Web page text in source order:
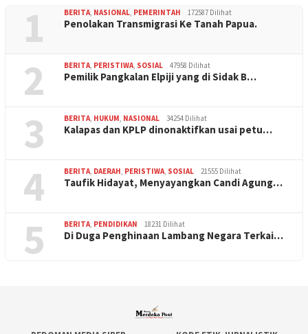
1 BERITA NASIONAL PEMERINTAH 172587 Dilihat
Penolakan Transmigrasi Ke Tanah Papua.
2 BERITA PERISTIWA SOSIAL 47958 Dilihat
Pemilik Pangkalan Elpiji yang di Sidak B…
3 BERITA HUKUM NASIONAL 34254 Dilihat
Kalapas dan KPLP dinonaktifkan usai petu…
4 BERITA DAERAH PERISTIWA SOSIAL 21555 Dilihat
Taufik Hidayat, Menyayangkan Candi Agung…
5 BERITA PENDIDIKAN 18231 Dilihat
Di Duga Penghinaan Lambang Negara Terkai…